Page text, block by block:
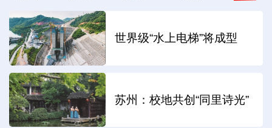
世界级“水上电梯”将成型
苏州：校地共创“同里诗光”